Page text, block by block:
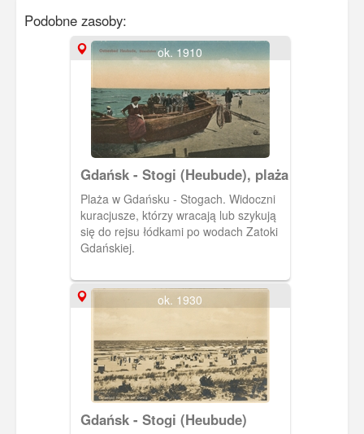
Podobne zasoby:
ok. 1910
Gdańsk - Stogi (Heubude), plaża
Plaża w Gdańsku - Stogach. Widoczni
kuracjusze, którzy wracają lub szykują
się do rejsu łódkami po wodach Zatoki
Gdańskiej.
ok. 1930
Gdańsk - Stogi (Heubude)